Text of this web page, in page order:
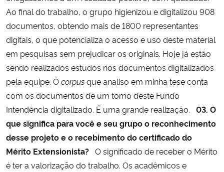
Ao final do trabalho, o grupo higienizou e digitalizou 908
documentos, obtendo mais de 1800 representantes
digitais, o que potencializa o acesso e uso deste material
em pesquisas sem prejudicar os originais. Hoje já estão
sendo realizados estudos nos documentos digitalizados
pela equipe. Ocorpusque analiso em minha tese conta
com os documentos de um tomo deste Fundo
Intendência digitalizado. É uma grande realização. 03. O
que significa para você e seu grupo o reconhecimento
desse projeto e o recebimento do certificado do
Mérito Extensionista? O significado de receber o Mérito
é ter a valorização do trabalho. Os acadêmicos e